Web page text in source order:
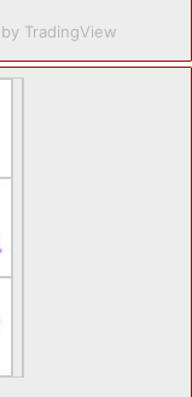
by TradingView